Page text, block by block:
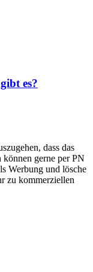
es?
dass das
gerne per PN
Werbung und lösche
zu kommerziellen